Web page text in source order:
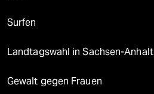
Surfen
Landtagswahl in Sachsen-Anhalt
Gewalt gegen Frauen